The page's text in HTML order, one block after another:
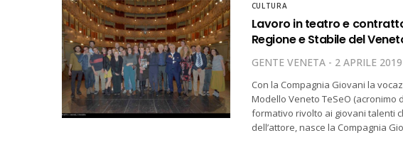
CULTURA
Lavoro in teatro e
Regione e Stabile del
GENTE VENETA 2 APRILE 2019
Con la Compagnia Giovani la
Modello Veneto TeSeO (acronimo
formativo rivolto ai giovani talenti
dell’attore, nasce la Compagnia